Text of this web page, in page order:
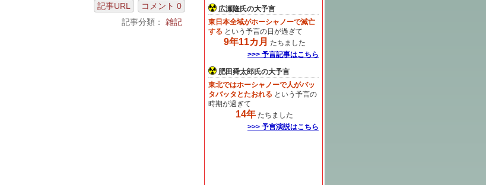
記事URL
コメント 0
記事分類： 雑記